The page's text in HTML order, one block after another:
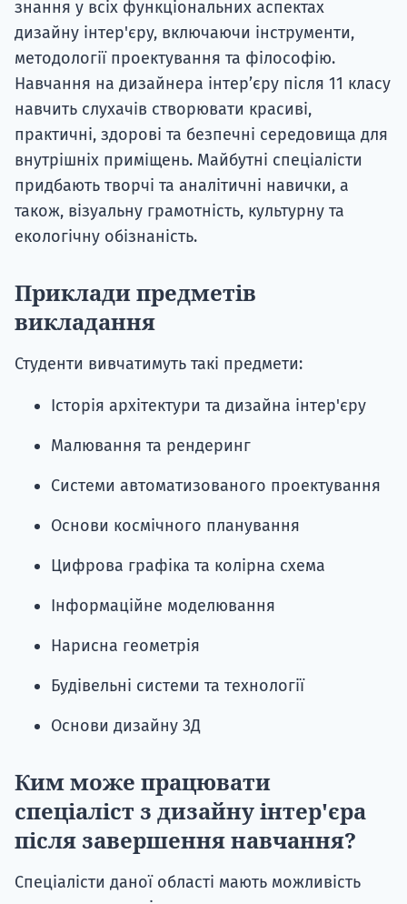
знання у всіх функціональних аспектах
дизайну інтер'єру, включаючи інструменти,
методології проектування та філософію.
Навчання на дизайнера інтер’єру після 11 класу
навчить слухачів створювати красиві,
практичні, здорові та безпечні середовища для
внутрішніх приміщень. Майбутні спеціалісти
придбають творчі та аналітичні навички, а
також, візуальну грамотність, культурну та
екологічну обізнаність.
Приклади предметів
викладання
Студенти вивчатимуть такі предмети:
Історія архітектури та дизайна інтер'єру
Малювання та рендеринг
Системи автоматизованого проектування
Основи космічного планування
Цифрова графіка та колірна схема
Інформаційне моделювання
Нарисна геометрія
Будівельні системи та технології
Основи дизайну 3Д
Ким може працювати
спеціаліст з дизайну інтер'єра
після завершення навчання?
Спеціалісти даної області мають можливість